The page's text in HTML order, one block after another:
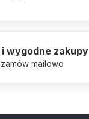
wygodne zakupy
mailowo